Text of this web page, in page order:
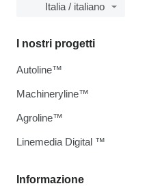
Italia / italiano
Informazione
I nostri progetti
Autoline™
Machineryline™
Agroline™
Linemedia Digital ™